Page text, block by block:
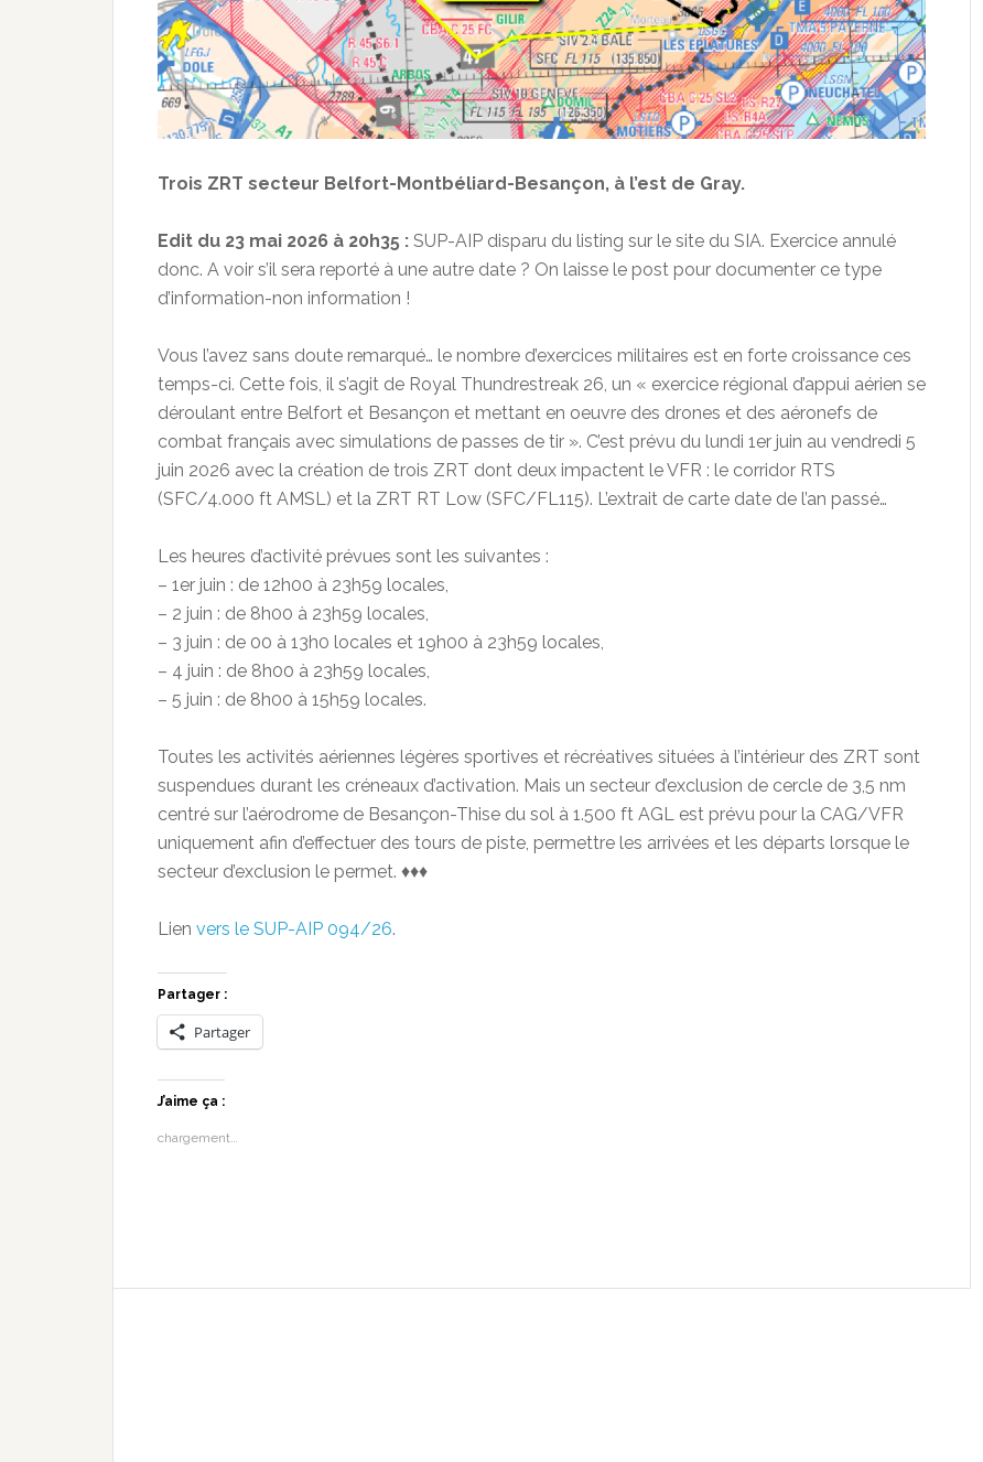
Trois ZRT secteur Belfort-Montbéliard-Besançon, à l’est de Gray.
Edit du 23 mai 2026 à 20h35 : SUP-AIP disparu du listing sur le site du SIA. Exercice annulé
donc. A voir s’il sera reporté à une autre date ? On laisse le post pour documenter ce type
d’information-non information !
Vous l’avez sans doute remarqué… le nombre d’exercices militaires est en forte croissance ces
temps-ci. Cette fois, il s’agit de Royal Thundrestreak 26, un « exercice régional d’appui aérien se
déroulant entre Belfort et Besançon et mettant en oeuvre des drones et des aéronefs de
combat français avec simulations de passes de tir ». C’est prévu du lundi 1er juin au vendredi 5
juin 2026 avec la création de trois ZRT dont deux impactent le VFR : le corridor RTS
(SFC/4.000 ft AMSL) et la ZRT RT Low (SFC/FL115). L’extrait de carte date de l’an passé…
Les heures d’activité prévues sont les suivantes :
– 1er juin : de 12h00 à 23h59 locales,
– 2 juin : de 8h00 à 23h59 locales,
– 3 juin : de 00 à 13h0 locales et 19h00 à 23h59 locales,
– 4 juin : de 8h00 à 23h59 locales,
– 5 juin : de 8h00 à 15h59 locales.
Toutes les activités aériennes légères sportives et récréatives situées à l’intérieur des ZRT sont
suspendues durant les créneaux d’activation. Mais un secteur d’exclusion de cercle de 3,5 nm
centré sur l’aérodrome de Besançon-Thise du sol à 1.500 ft AGL est prévu pour la CAG/VFR
uniquement afin d’effectuer des tours de piste, permettre les arrivées et les départs lorsque le
secteur d’exclusion le permet. ♦♦♦
Lien vers le SUP-AIP 094/26.
Partager :
Partager
J’aime ça :
chargement…